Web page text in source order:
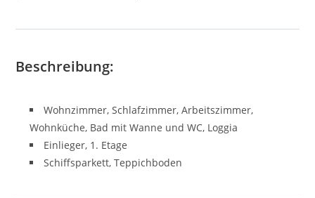
Beschreibung:
Wohnzimmer, Schlafzimmer, Arbeitszimmer,
Wohnküche, Bad mit Wanne und WC, Loggia
Einlieger, 1. Etage
Schiffsparkett, Teppichboden